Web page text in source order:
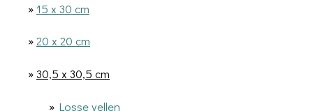
»15 x 30 cm
»20 x 20 cm
» 30,5 x 30,5 cm
» Losse vellen